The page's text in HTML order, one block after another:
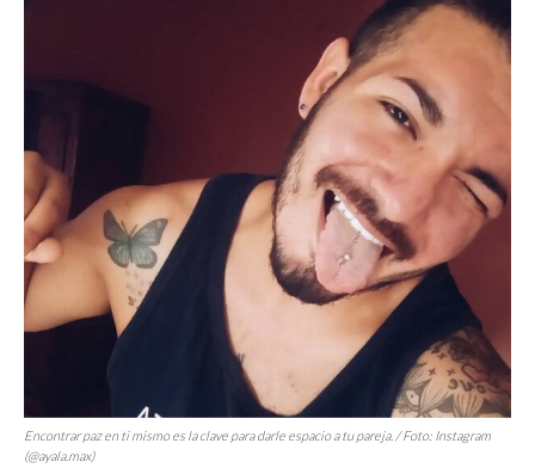
Encontrar paz en ti mismo es la clave para darle espacio a tu pareja. / Foto: Instagram
(@ayala.max)